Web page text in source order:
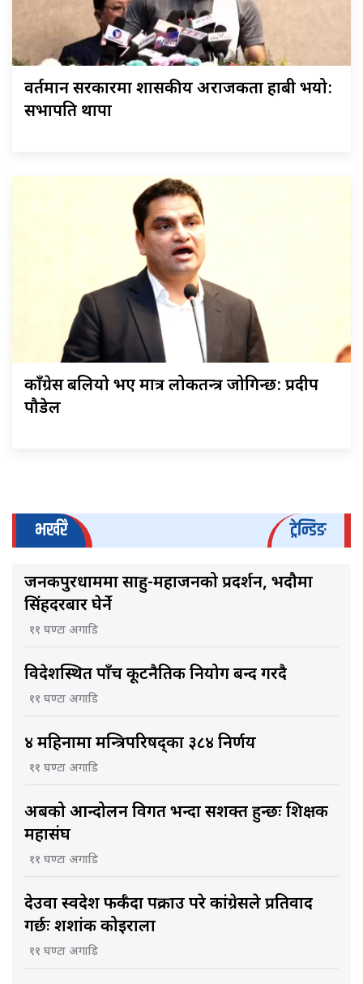
वर्तमान सरकारमा शासकीय अराजकता हाबी भयो:
सभापति थापा
काँग्रेस बलियो भए मात्र लोकतन्त्र जोगिन्छ: प्रदीप
पौडेल
भर्खरै ट्रेन्डिङ
जनकपुरधाममा साहु-महाजनको प्रदर्शन, भदौमा
सिंहदरबार घेर्ने
११ घण्टा अगाडि
विदेशस्थित पाँच कूटनैतिक नियोग बन्द गरिँदै
११ घण्टा अगाडि
४ महिनामा मन्त्रिपरिषद्का ३८४ निर्णय
११ घण्टा अगाडि
अबको आन्दोलन विगत भन्दा सशक्त हुन्छः शिक्षक
महासंघ
११ घण्टा अगाडि
देउवा स्वदेश फर्कँदा पक्राउ परे कांग्रेसले प्रतिवाद
गर्छः शशांक कोइराला
११ घण्टा अगाडि